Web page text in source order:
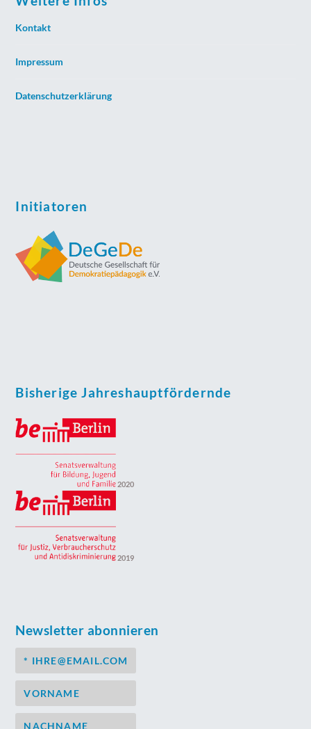
Kontakt
Impressum
Datenschutzerklärung
Initiatoren
Bisherige Jahreshauptfördernde
2020
2019
Newsletter abonnieren